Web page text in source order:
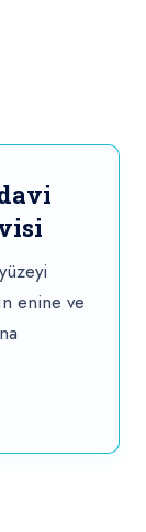
enine ve